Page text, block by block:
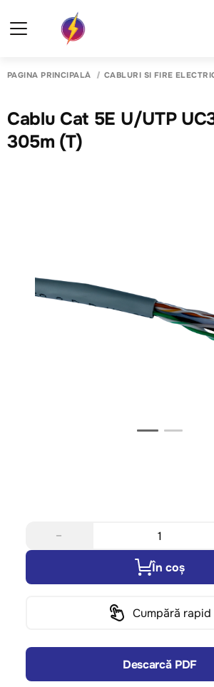
PAGINA PRINCIPALĂ CABLURI SI FIRE
Cablu Cat 5E U/UTP
305m (T)
−
În coș
Cumpără rapid
Descarcă PDF